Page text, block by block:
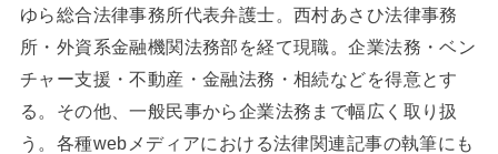
ゆら総合法律事務所代表弁護士。西村あさひ法律事務
所・外資系金融機関法務部を経て現職。企業法務・ベン
チャー支援・不動産・金融法務・相続などを得意とす
る。その他、一般民事から企業法務まで幅広く取り扱
う。各種webメディアにおける法律関連記事の執筆にも